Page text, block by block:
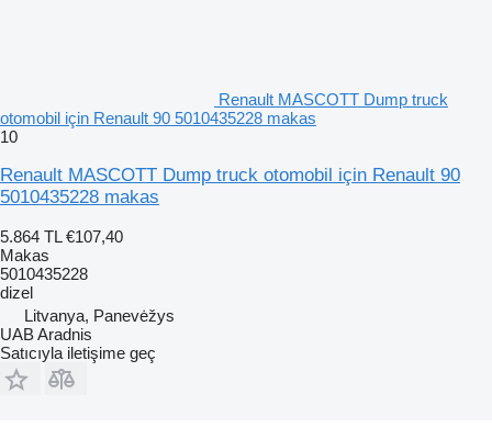
Renault MASCOTT Dump truck
otomobil için Renault 90 5010435228 makas
10
Renault MASCOTT Dump truck otomobil için Renault 90
5010435228 makas
5.864 TL €107,40
Makas
5010435228
dizel
Litvanya, Panevėžys
UAB Aradnis
Satıcıyla iletişime geç